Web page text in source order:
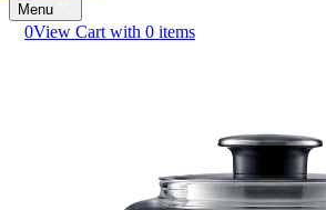
Menu
0View Cart with 0 items